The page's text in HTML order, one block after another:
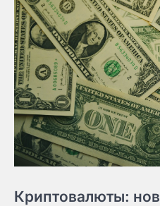
Криптовалюты: